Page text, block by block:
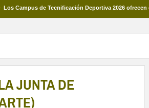
de Tecnificación Deportiva 2026 ofrecen cuatro
JUNTA DE